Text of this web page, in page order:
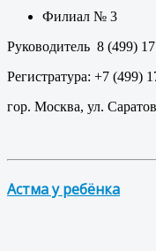
Филиал № 3
Руководитель 8 (499)
Регистратура: +7 (499)
гор. Москва, ул.
Астма у ребёнка